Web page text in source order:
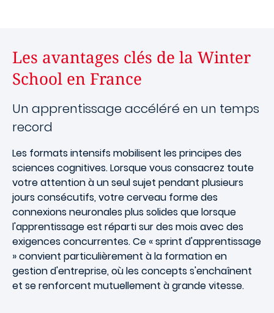
Les avantages clés de la Winter
School en France
Un apprentissage accéléré en un temps
record
Les formats intensifs mobilisent les principes des
sciences cognitives. Lorsque vous consacrez toute
votre attention à un seul sujet pendant plusieurs
jours consécutifs, votre cerveau forme des
connexions neuronales plus solides que lorsque
l'apprentissage est réparti sur des mois avec des
exigences concurrentes. Ce « sprint d'apprentissage
» convient particulièrement à la formation en
gestion d'entreprise, où les concepts s'enchaînent
et se renforcent mutuellement à grande vitesse.